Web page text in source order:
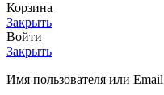
Корзина
Закрыть
Войти
Закрыть
Имя пользователя или Email